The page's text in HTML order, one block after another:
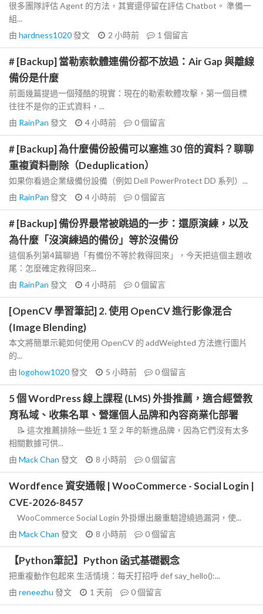
很多團隊評估 Agent 的方法，其實還停留在評估 Chatbot。 準備一
組...
由 hardness1020發文 2 小時前 1 個留言
# [Backup] 當勒索軟體連備份都不放過：Air Gap 與離線
備份是什麼
前面幾篇提過一個殘酷的現實：現在的勒索軟體攻擊，第一個目標
往往不是你的正式資料，...
由 RainPan 發文 4 小時前 0個留言
# [Backup] 為什麼備份設備可以塞進 30 倍的資料？聊聊
重複資料刪除（Deduplication）
如果你看過企業級備份設備（例如 Dell PowerProtect DD 系列）...
由 RainPan 發文 4 小時前 0個留言
# [Backup] 備份界最常被跳過的一步：還原演練，以及
為什麼「沒演練過的備份」等於沒備份
這個系列第4篇聊過「有備份不等於救得回來」，今天把這個主題收
尾：怎麼確定救得回來...
由 RainPan 發文 4 小時前 0個留言
[OpenCV 學習筆記] 2. 使用 OpenCV 進行影像混合
(Image Blending)
本文將簡單示範如何使用 OpenCV 的 addWeighted 方法進行圖片
的...
由 logohow1020發文 5 小時前 0個留言
5 個 WordPress 線上課程 (LMS) 外掛推薦，適合經營教
育私域、收集名單、營運個人品牌和內容商業化部署
📝 這次推薦排除一些近 1 至 2 年的新進品牌，因為它們沒有太多
相關數據可供...
由 Mack Chan 發文 8 小時前 0個留言
Wordfence 資安通報 | WooCommerce - Social Login |
CVE-2026-8457
WooCommerce Social Login 外掛爆出嚴重驗證繞過漏洞，使...
由 Mack Chan 發文 8 小時前 0個留言
【Python筆記】Python 函式基礎觀念
把重複動作包起來 生活情境：每天打招呼 def say_hello():...
由 reneezhu 發文 1 天前 0個留言